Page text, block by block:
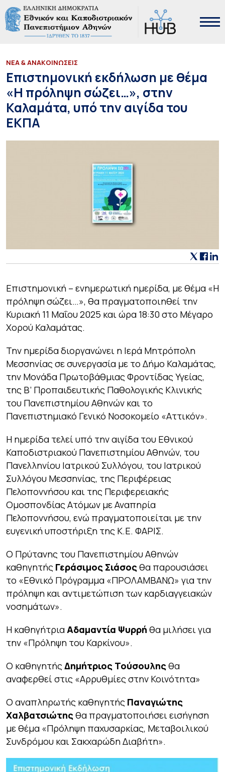
ΝΕΑ & ΑΝΑΚΟΙΝΩΣΕΙΣ
Επιστημονική εκδήλωση με θέμα
«Η πρόληψη σώζει…», στην
Καλαμάτα, υπό την αιγίδα του
ΕΚΠΑ
Επιστημονική – ενημερωτική ημερίδα, με θέμα «Η
πρόληψη σώζει…», θα πραγματοποιηθεί την
Κυριακή 11 Μαΐου 2025 και ώρα 18:30 στο Μέγαρο
Χορού Καλαμάτας.
Την ημερίδα διοργανώνει η Ιερά Μητρόπολη
Μεσσηνίας σε συνεργασία με το Δήμο Καλαμάτας,
την Μονάδα Πρωτοβάθμιας Φροντίδας Υγείας,
της Β’ Προπαιδευτικής Παθολογικής Κλινικής
του Πανεπιστημίου Αθηνών και το
Πανεπιστημιακό Γενικό Νοσοκομείο «Αττικόν».
Η ημερίδα τελεί υπό την αιγίδα του Εθνικού
Καποδιστριακού Πανεπιστημίου Αθηνών, του
Πανελληνίου Ιατρικού Συλλόγου, του Ιατρικού
Συλλόγου Μεσσηνίας, της Περιφέρειας
Πελοποννήσου και της Περιφερειακής
Ομοσπονδίας Ατόμων με Αναπηρία
Πελοποννήσου, ενώ πραγματοποιείται με την
ευγενική υποστήριξη της Κ.Ε. ΦΑΡΙΣ.
Ο Πρύτανης του Πανεπιστημίου Αθηνών
καθηγητής Γεράσιμος Σιάσος θα παρουσιάσει
το «Εθνικό Πρόγραμμα «ΠΡΟΛΑΜΒΑΝΩ» για την
πρόληψη και αντιμετώπιση των καρδιαγγειακών
νοσημάτων».
Η καθηγήτριαΑδαμαντία Ψυρρή θα μιλήσει για
την «Πρόληψη του Καρκίνου».
Ο καθηγητήςΔημήτριος Τούσουλης θα
αναφερθεί στις «Αρρυθμίες στην Κοινότητα»
Ο αναπληρωτής καθηγητής Παναγιώτης
Χαλβατσιώτης θα πραγματοποιήσει εισήγηση
με θέμα «Πρόληψη παχυσαρκίας, Μεταβοιλικού
Συνδρόμου και Σακχαρώδη Διαβήτη».